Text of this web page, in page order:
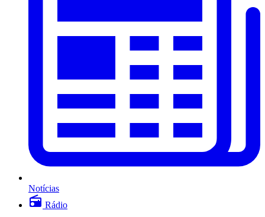
Notícias
Rádio